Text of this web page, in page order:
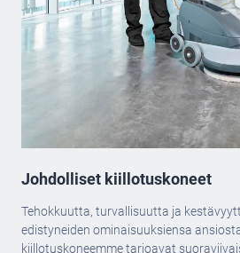
Johdolliset kiillotuskoneet
Tehokkuutta, turvallisuutta ja
edistyneiden ominaisuuksiensa
kiillotuskoneemme tarjoavat